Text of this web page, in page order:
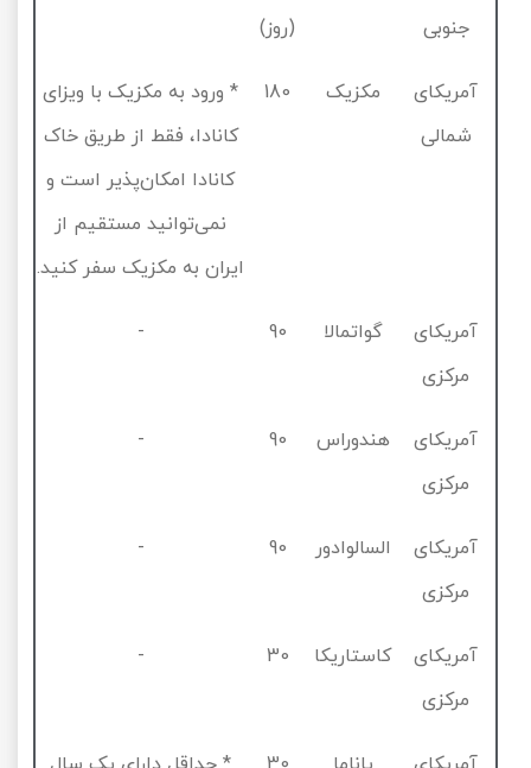
جنوبی
(روز)
آمریکای
شمالی
مکزیک 180
* ورود به مکزیک با ویزای
کانادا، فقط از طریق خاک
کانادا امکان‌پذیر است و
نمی‌توانید مستقیم از
ایران به مکزیک سفر کنید.
آمریکای
مرکزی
گواتمالا
آمریکای
مرکزی
هندوراس
آمریکای
مرکزی
السالوادور
آمریکای
مرکزی
کاستاریکا 30